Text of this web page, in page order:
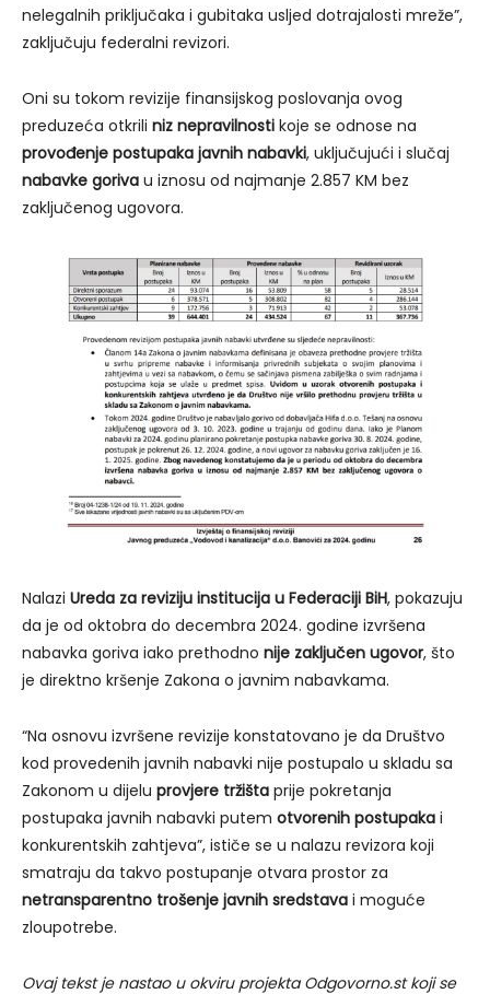
nelegalnih priključaka i gubitaka usljed dotrajalosti mreže”,
zaključuju federalni revizori.
Oni su tokom revizije finansijskog poslovanja ovog
preduzeća otkrili niz nepravilnosti koje se odnose na
provođenje postupaka javnih nabavki, uključujući i slučaj
nabavke goriva u iznosu od najmanje 2.857 KM bez
zaključenog ugovora.
Nalazi Ureda za reviziju institucija u Federaciji BiH, pokazuju
da je od oktobra do decembra 2024. godine izvršena
nabavka goriva iako prethodno nije zaključen ugovor, što
je direktno kršenje Zakona o javnim nabavkama.
“Na osnovu izvršene revizije konstatovano je da Društvo
kod provedenih javnih nabavki nije postupalo u skladu sa
Zakonom u dijelu provjere tržišta prije pokretanja
postupaka javnih nabavki putem otvorenih postupaka i
konkurentskih zahtjeva”, ističe se u nalazu revizora koji
smatraju da takvo postupanje otvara prostor za
netransparentno trošenje javnih sredstava i moguće
zloupotrebe.
Ovaj tekst je nastao u okviru projekta Odgovorno.st koji se